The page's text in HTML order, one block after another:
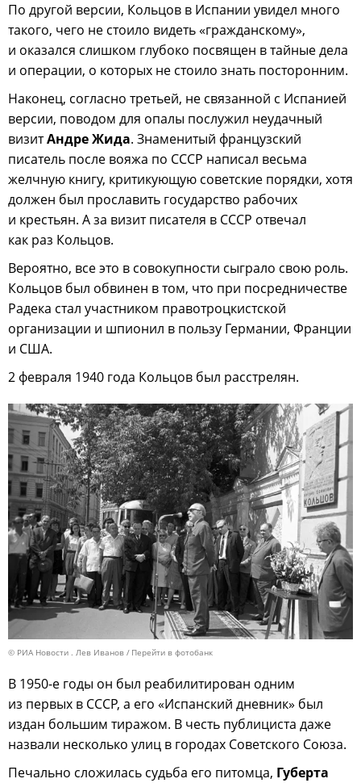
По другой версии, Кольцов в Испании увидел много
такого, чего не стоило видеть «гражданскому»,
и оказался слишком глубоко посвящен в тайные дела
и операции, о которых не стоило знать посторонним.
Наконец, согласно третьей, не связанной с Испанией
версии, поводом для опалы послужил неудачный
визитАндре Жида. Знаменитый французский
писатель после вояжа по СССР написал весьма
желчную книгу, критикующую советские порядки, хотя
должен был прославить государство рабочих
и крестьян. А за визит писателя в СССР отвечал
как раз Кольцов.
Вероятно, все это в совокупности сыграло свою роль.
Кольцов был обвинен в том, что при посредничестве
Радека стал участником правотроцкистской
организации и шпионил в пользу Германии, Франции
и США.
2 февраля 1940 года Кольцов был расстрелян.
© РИА Новости . Лев Иванов Перейти в фотобанк
В 1950-е годы он был реабилитирован одним
из первых в СССР, а его «Испанский дневник» был
издан большим тиражом. В честь публициста даже
назвали несколько улиц в городах Советского Союза.
Печально сложилась судьба его питомца, Губерта